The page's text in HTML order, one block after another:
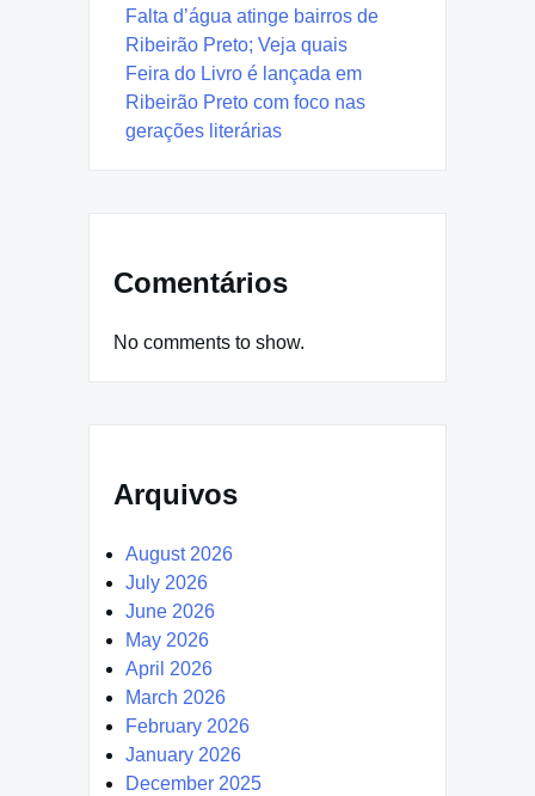
Falta d’água atinge bairros de
Ribeirão Preto; Veja quais
Feira do Livro é lançada em
Ribeirão Preto com foco nas
gerações literárias
Comentários
No comments to show.
Arquivos
August 2026
July 2026
June 2026
May 2026
April 2026
March 2026
February 2026
January 2026
December 2025